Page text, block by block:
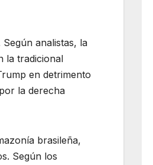
analistas, la
la tradicional
en detrimento
la derecha
brasileña,
Según los